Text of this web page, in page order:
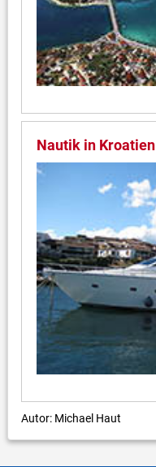
Nautik in Kroatien
Autor: Michael Haut